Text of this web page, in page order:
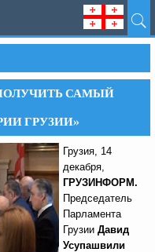
САМЫЙ
ГРУЗИИ»
Грузия, 14
декабря,
ГРУЗИНФОРМ.
Председатель
Парламента
Грузии Давид
Усупашвили